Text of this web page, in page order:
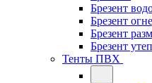
Брезент
Брезент
Брезент
Брезент
Тенты ПВХ